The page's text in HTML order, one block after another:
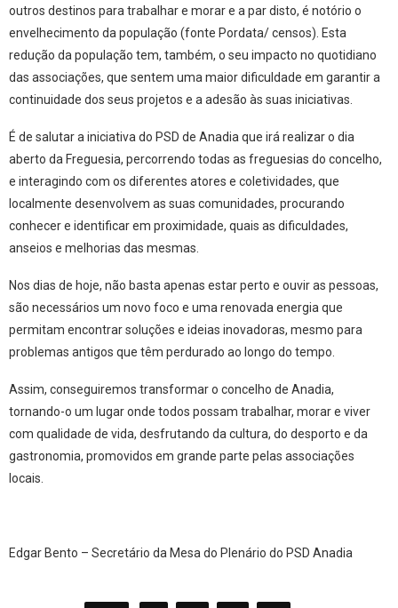
outros destinos para trabalhar e morar e a par disto, é notório o
envelhecimento da população (fonte Pordata/ censos). Esta
redução da população tem, também, o seu impacto no quotidiano
das associações, que sentem uma maior dificuldade em garantir a
continuidade dos seus projetos e a adesão às suas iniciativas.
É de salutar a iniciativa do PSD de Anadia que irá realizar o dia
aberto da Freguesia, percorrendo todas as freguesias do concelho,
e interagindo com os diferentes atores e coletividades, que
localmente desenvolvem as suas comunidades, procurando
conhecer e identificar em proximidade, quais as dificuldades,
anseios e melhorias das mesmas.
Nos dias de hoje, não basta apenas estar perto e ouvir as pessoas,
são necessários um novo foco e uma renovada energia que
permitam encontrar soluções e ideias inovadoras, mesmo para
problemas antigos que têm perdurado ao longo do tempo.
Assim, conseguiremos transformar o concelho de Anadia,
tornando-o um lugar onde todos possam trabalhar, morar e viver
com qualidade de vida, desfrutando da cultura, do desporto e da
gastronomia, promovidos em grande parte pelas associações
locais.
Edgar Bento – Secretário da Mesa do Plenário do PSD Anadia